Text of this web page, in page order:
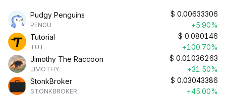
Pudgy Penguins
PENGU
$ 0.00633306
+5.90%
Tutorial
TUT
$ 0.080146
+100.70%
Jimothy The Raccoon
JIMOTHY
$ 0.01036263
+31.50%
StonkBroker
STONKBROKER
$ 0.03043386
+45.00%